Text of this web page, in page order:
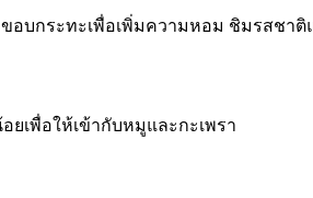
อบกระทะเพื่อเพิ่มความหอม ชิมรสชา
ยเพื่อให้เข้ากับหมูและกะเพรา